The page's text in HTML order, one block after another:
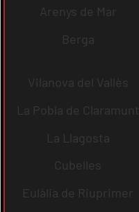
Arenys de Mar
Berga
Vilanova del Vallès
La Pobla de Claramunt
La Llagosta
Cubelles
Eulàlia de Riuprimer